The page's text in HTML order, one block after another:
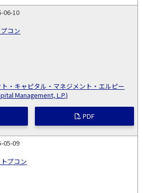
06-10
コン
ト・キャピタル・マネジメント・エルピー
Management, L.P.)
PDF
05-09
プコン